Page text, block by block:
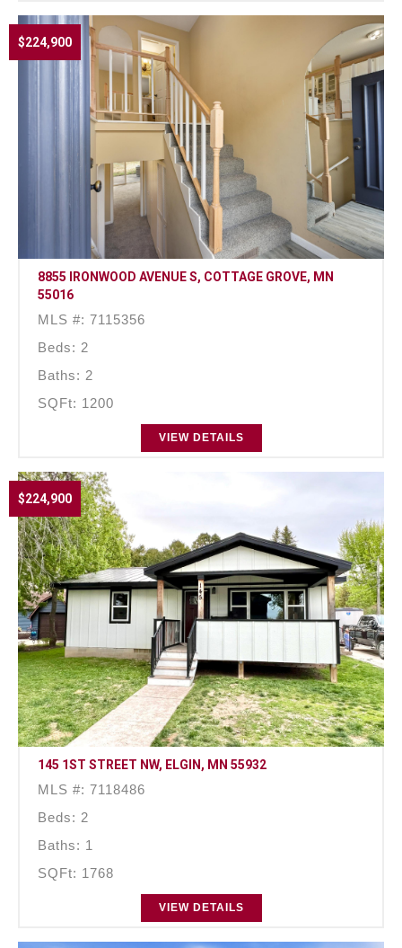
$224,900
8855 IRONWOOD AVENUE S, COTTAGE GROVE, MN
55016
MLS #: 7115356
Beds: 2
Baths: 2
SQFt: 1200
VIEW DETAILS
$224,900
145 1ST STREET NW, ELGIN, MN 55932
MLS #: 7118486
Beds: 2
Baths: 1
SQFt: 1768
VIEW DETAILS